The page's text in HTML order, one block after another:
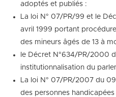
adoptés et publiés :
La loi N° 07/PR/99 et le
avril 1999 portant
des mineurs âgés de 13 à
le Décret N°634/PR/2000
institutionnalisation du
La loi N° 07/PR/2007 du
des personnes handicapées